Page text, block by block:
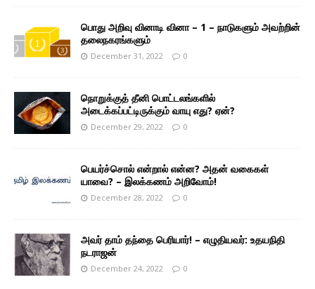
பொது அறிவு வினாடி வினா – 1 – நாடுகளும் அவற்றின்
தலைநகரங்களும்
December 31, 2022 0
நொறுக்குத் தீனி பொட்டலங்களில்
அடைக்கப்பட்டிருக்கும் வாயு எது? ஏன்?
December 29, 2022 0
பெயர்ச்சொல் என்றால் என்ன? அதன் வகைகள்
யாவை? – இலக்கணம் அறிவோம்!
December 28, 2022 0
அவர் தாம் தந்தை பெரியார்! – எழுதியவர்: உதயநிதி
நடராஜன்
December 24, 2022 0